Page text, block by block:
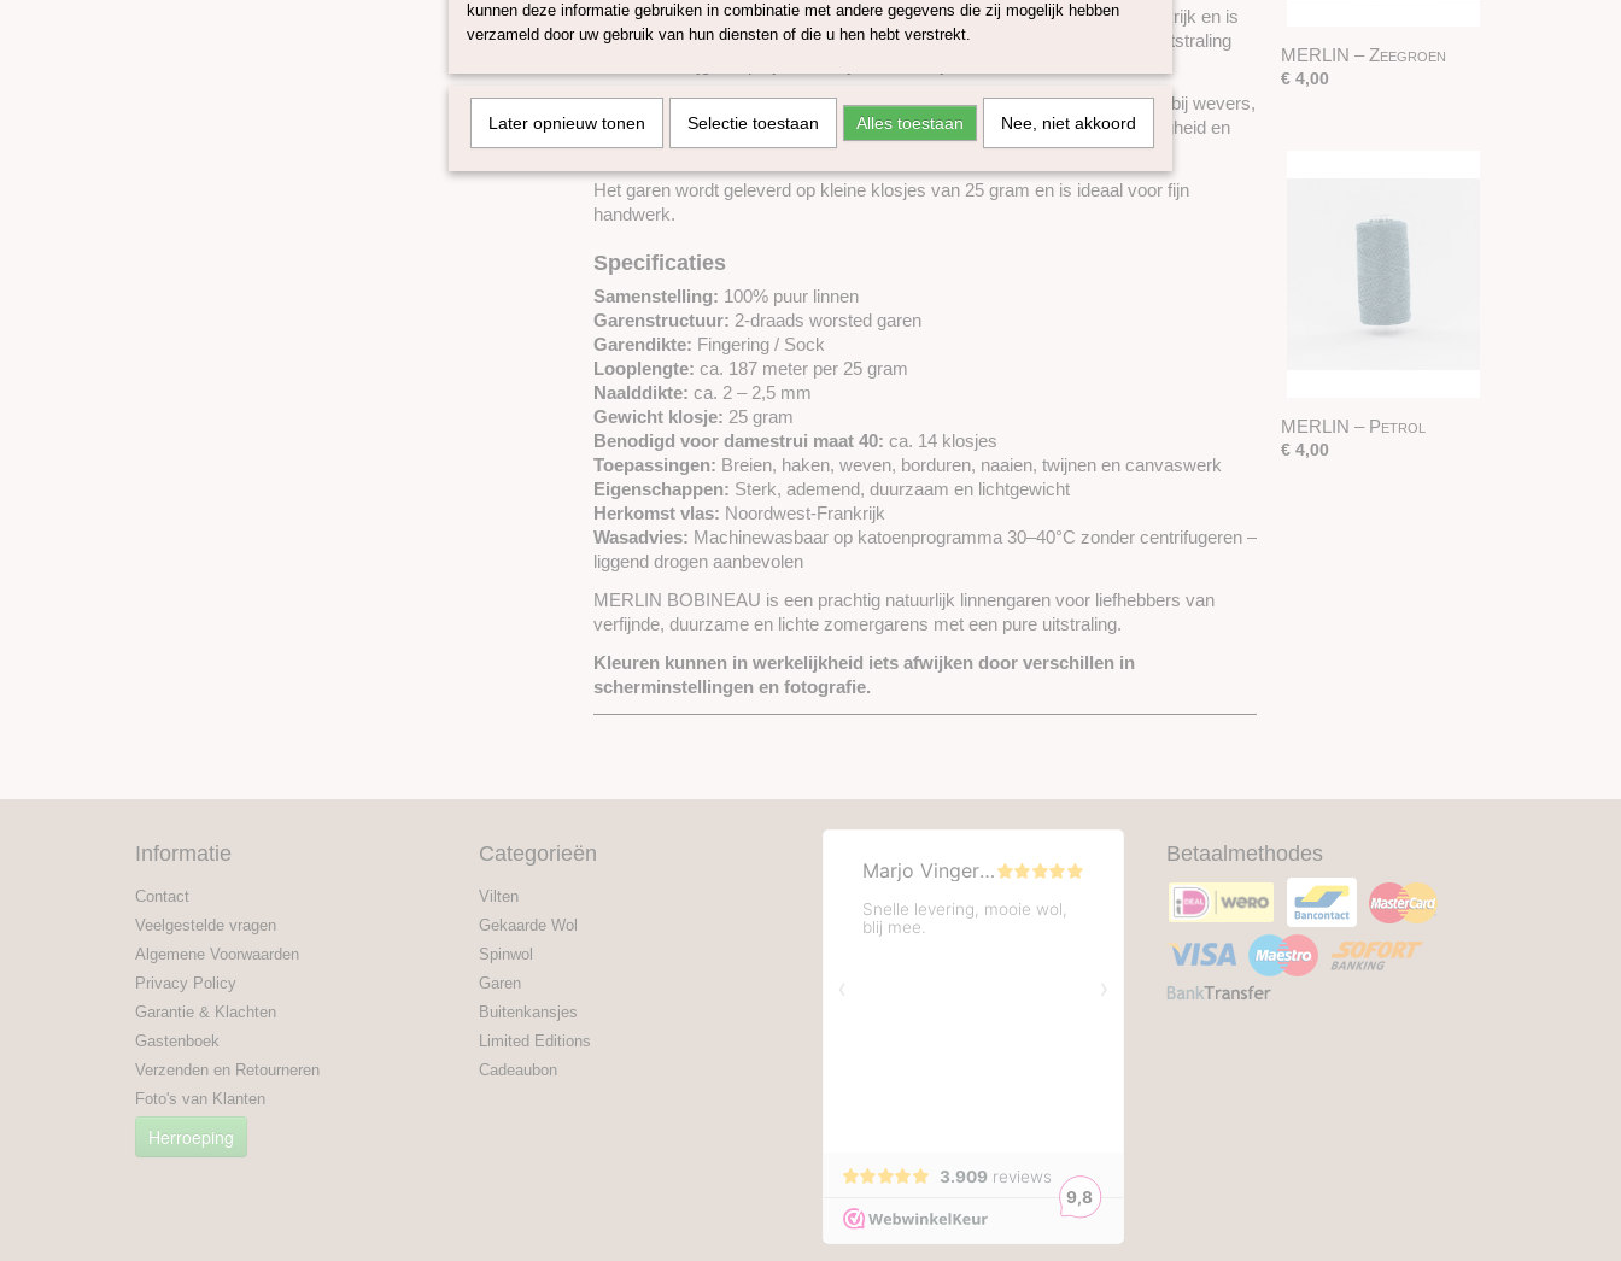
Dit fijne 2-draads garen wordt geproduceerd van vlas uit Noordwest-Frankrijk en is
verkrijgbaar in een reeks zachte en heldere kleuren. Door de natuurlijke uitstraling
MERLIN BOBINEAU is niet alleen geliefd bij breiers en hakers, maar ook bij wevers,
borduurders, stoffeerders en voor het twijnen van garens dankzij de stevigheid en
veelzijdigheid van het garen.
Het garen wordt geleverd op kleine klosjes van 25 gram en is ideaal voor fijn
handwerk.
Specificaties
Samenstelling: 100% puur linnen
Garenstructuur: 2-draads worsted garen
Garendikte: Fingering / Sock
Looplengte: ca. 187 meter per 25 gram
Naalddikte: ca. 2 – 2,5 mm
Gewicht klosje: 25 gram
Benodigd voor damestrui maat 40: ca. 14 klosjes
Toepassingen: Breien, haken, weven, borduren, naaien, twijnen en canvaswerk
Eigenschappen: Sterk, ademend, duurzaam en lichtgewicht
Herkomst vlas: Noordwest-Frankrijk
Wasadvies: Machinewasbaar op katoenprogramma 30–40°C zonder centrifugeren –
liggend drogen aanbevolen
MERLIN BOBINEAU is een prachtig natuurlijk linnengaren voor liefhebbers van
verfijnde, duurzame en lichte zomergarens met een pure uitstraling.
Kleuren kunnen in werkelijkheid iets afwijken door verschillen in
scherminstellingen en fotografie.
MERLIN – Zeegroen
€ 4,00
MERLIN – Petrol
€ 4,00
Informatie
Contact
Veelgestelde vragen
Algemene Voorwaarden
Privacy Policy
Garantie & Klachten
Gastenboek
Verzenden en Retourneren
Foto's van Klanten
Herroeping
Categorieën
Vilten
Gekaarde Wol
Spinwol
Garen
Buitenkansjes
Limited Editions
Cadeaubon
Betaalmethodes
kunnen deze informatie gebruiken in combinatie met andere gegevens die zij mogelijk hebben
verzameld door uw gebruik van hun diensten of die u hen hebt verstrekt.
Later opnieuw tonen Selectie toestaan Alles toestaan Nee, niet akkoord